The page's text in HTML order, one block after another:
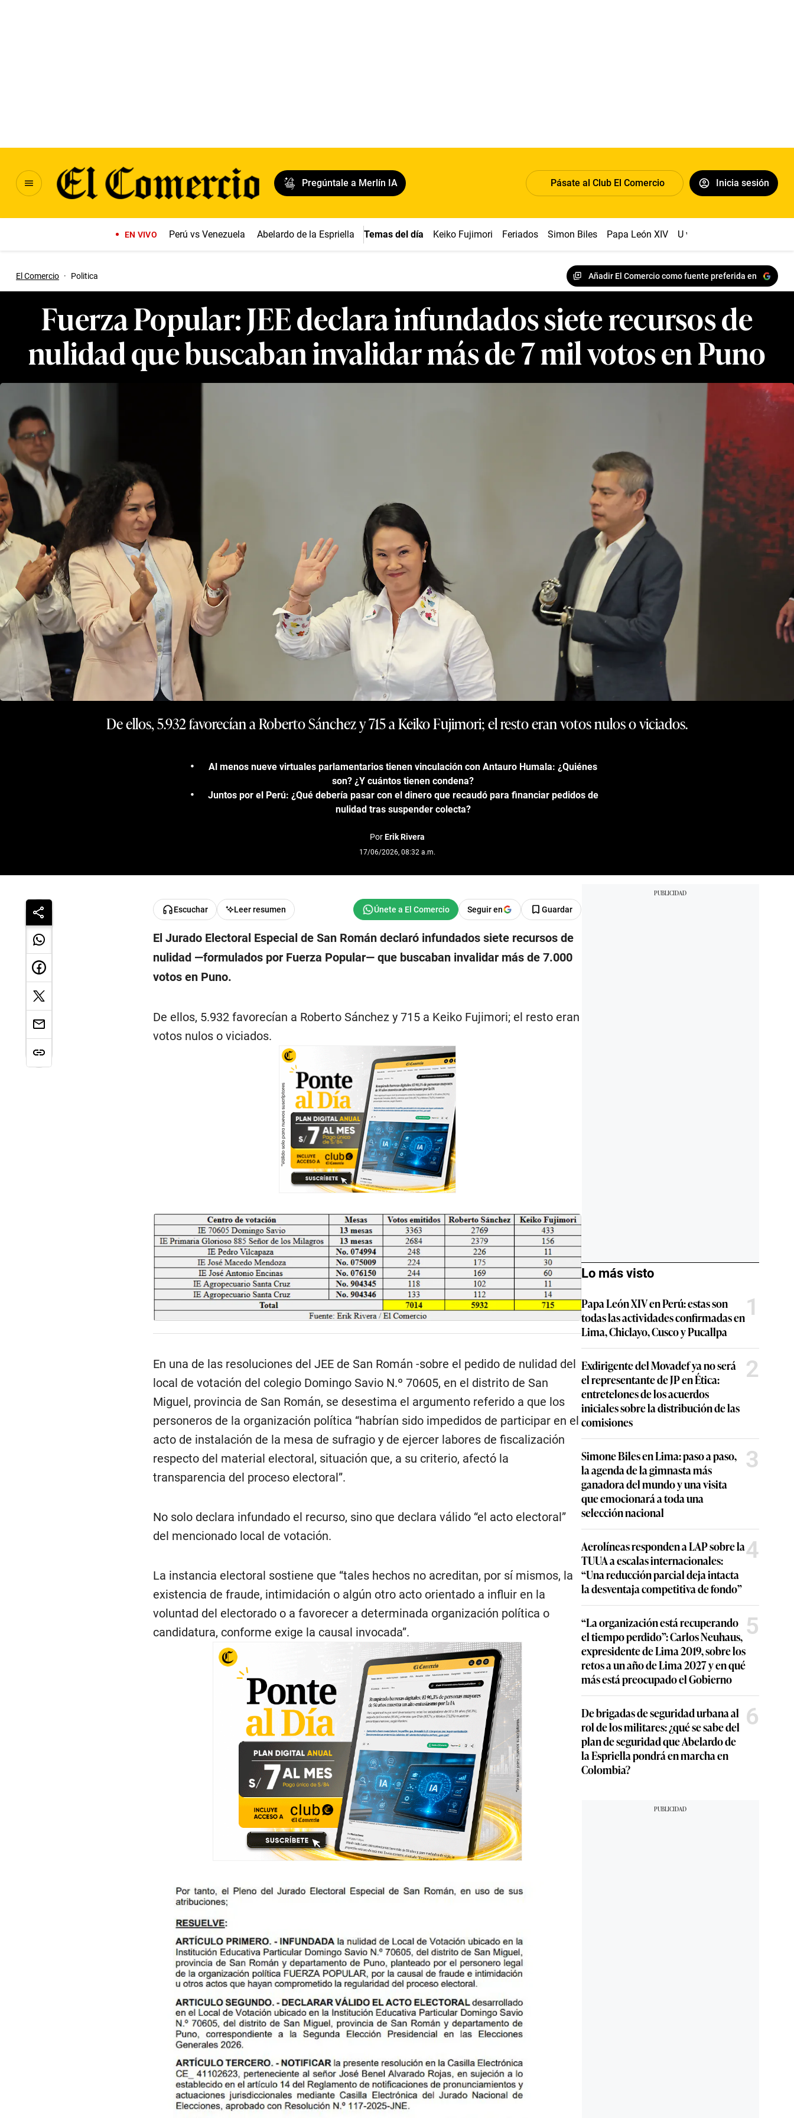
Pregúntale a Merlín IA Pásate al Club El Comercio Inicia sesión
EN VIVO Perú vs Venezuela Abelardo de la Espriella Temas del día Keiko Fujimori Feriados Simon Biles Papa León XIV U vs Cristal
El Comercio · Politica Añadir El Comercio como fuente preferida en
Fuerza Popular: JEE declara infundados siete recursos de
nulidad que buscaban invalidar más de 7 mil votos en Puno
De ellos, 5.932 favorecían a Roberto Sánchez y 715 a Keiko Fujimori; el resto eran votos nulos o viciados.
Al menos nueve virtuales parlamentarios tienen vinculación con Antauro Humala: ¿Quiénes
son? ¿Y cuántos tienen condena?
Juntos por el Perú: ¿Qué debería pasar con el dinero que recaudó para financiar pedidos de
nulidad tras suspender colecta?
PorErik Rivera
17/06/2026, 08:32 a.m.
Escuchar Leer resumen Seguir en Guardar
El Jurado Electoral Especial de San Román declaró infundados siete recursos de
nulidad —formulados por Fuerza Popular— que buscaban invalidar más de 7.000
votos en Puno.
De ellos, 5.932 favorecían a Roberto Sánchez y 715 a Keiko Fujimori; el resto eran
votos nulos o viciados.
En una de las resoluciones del JEE de San Román -sobre el pedido de nulidad del
local de votación del colegio Domingo Savio N.º 70605, en el distrito de San
Miguel, provincia de San Román, se desestima el argumento referido a que los
personeros de la organización política “habrían sido impedidos de participar en el
acto de instalación de la mesa de sufragio y de ejercer labores de fiscalización
respecto del material electoral, situación que, a su criterio, afectó la
transparencia del proceso electoral”.
No solo declara infundado el recurso, sino que declara válido “el acto electoral”
del mencionado local de votación.
La instancia electoral sostiene que “tales hechos no acreditan, por sí mismos, la
existencia de fraude, intimidación o algún otro acto orientado a influir en la
voluntad del electorado o a favorecer a determinada organización política o
candidatura, conforme exige la causal invocada”.
Lo más visto
Papa León XIV en Perú: estas son
todas las actividades confirmadas en
Lima, Chiclayo, Cusco y Pucallpa
1
Exdirigente del Movadef ya no será
el representante de JP en Ética:
entretelones de los acuerdos
iniciales sobre la distribución de las
comisiones
2
Simone Biles en Lima: paso a paso,
la agenda de la gimnasta más
ganadora del mundo y una visita
que emocionará a toda una
selección nacional
3
Aerolíneas responden a LAP sobre la
TUUA a escalas internacionales:
“Una reducción parcial deja intacta
la desventaja competitiva de fondo”
4
“La organización está recuperando
el tiempo perdido”: Carlos Neuhaus,
expresidente de Lima 2019, sobre los
retos a un año de Lima 2027 y en qué
más está preocupado el Gobierno
5
De brigadas de seguridad urbana al
rol de los militares: ¿qué se sabe del
plan de seguridad que Abelardo de
la Espriella pondrá en marcha en
Colombia?
6